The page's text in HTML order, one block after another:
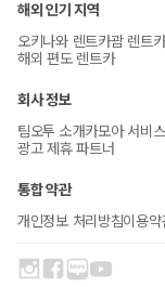
해외 인기 지역
오키나와 렌트카괌 렌트카
해외 편도 렌트카
회사 정보
팀오투 소개카모아 서비스
광고 제휴 파트너
통합 약관
개인정보 처리방침이용약